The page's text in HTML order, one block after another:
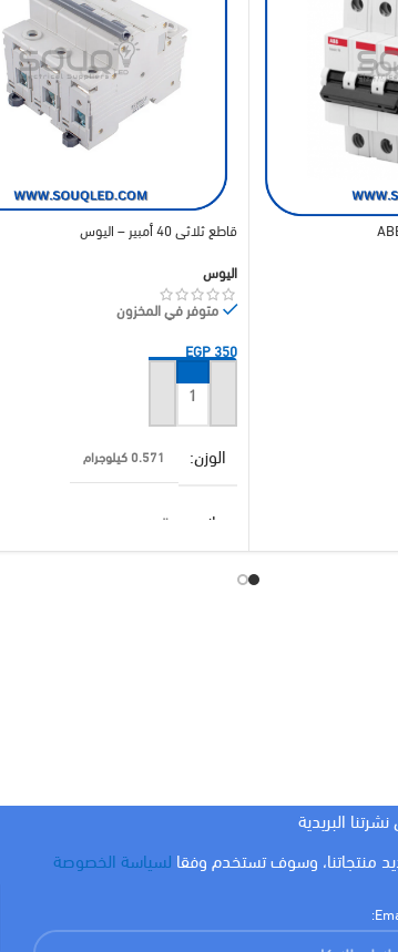
قاطع ثلاثي 40 أمبير – اليوس
اليوس
متوفر في المخزون
EGP350
إضافة إلى السلة
الوزن 0.571 كيلوجرام
براند اليوس
البريدية
منتجاتنا، وسوف تستخدم وفقا لسياسة الخصوصة